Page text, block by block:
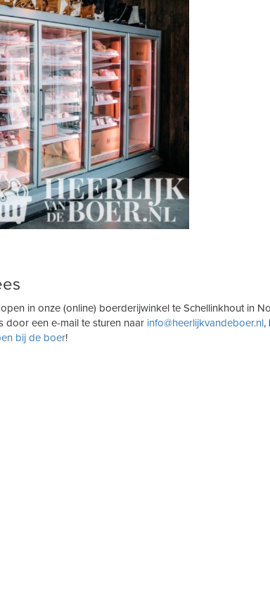
in onze (online) boerderijwinkel te Schellinkhout in
door een e-mail te sturen naar info@heerlijkvandeboer.nl,
bij de boer!